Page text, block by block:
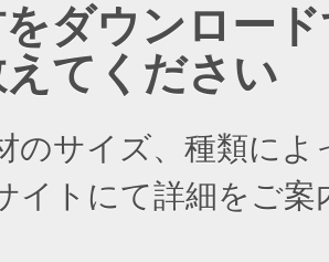
ダウンロー
てください
のサイズ、種類に
イトにて詳細をご